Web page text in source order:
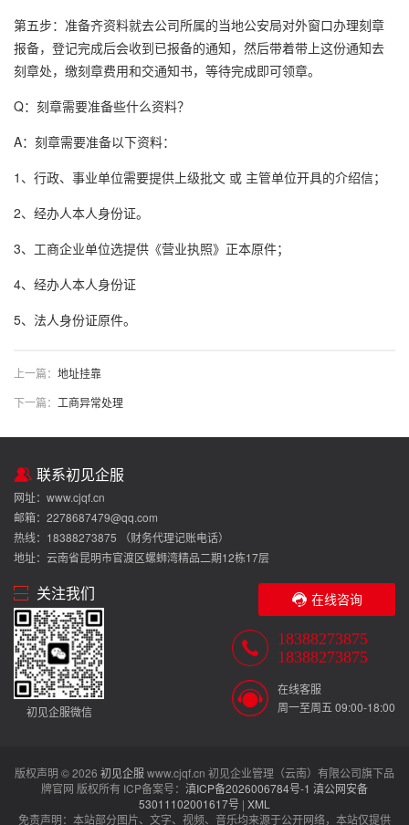
第五步：准备齐资料就去公司所属的当地公安局对外窗口办理刻章
报备，登记完成后会收到已报备的通知，然后带着带上这份通知去
刻章处，缴刻章费用和交通知书，等待完成即可领章。
Q：刻章需要准备些什么资料？
A：刻章需要准备以下资料：
1、行政、事业单位需要提供上级批文 或 主管单位开具的介绍信；
2、经办人本人身份证。
3、工商企业单位选提供《营业执照》正本原件；
4、经办人本人身份证
5、法人身份证原件。
上一篇： 地址挂靠
下一篇： 工商异常处理
联系初见企服
网址：www.cjqf.cn
邮箱：2278687479@qq.com
热线：18388273875 （财务代理记账电话）
地址：云南省昆明市官渡区螺蛳湾精品二期12栋17层
关注我们
初见企服微信
在线咨询
18388273875
18388273875
在线客服
周一至周五 09:00-18:00
版权声明 © 2026 初见企服 www.cjqf.cn 初见企业管理（云南）有限公司旗下品
牌官网 版权所有 ICP备案号： 滇ICP备2026006784号-1 滇公网安备
53011102001617号 | XML
免责声明：本站部分图片、文字、视频、音乐均来源于公开网络，本站仅提供